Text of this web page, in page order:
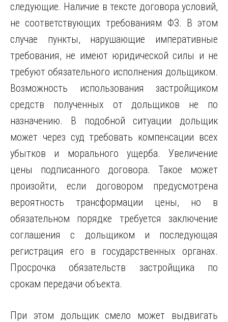
следующие. Наличие в тексте договора условий,
не соответствующих требованиям ФЗ. В этом
случае пункты, нарушающие императивные
требования, не имеют юридической силы и не
требуют обязательного исполнения дольщиком.
Возможность использования застройщиком
средств полученных от дольщиков не по
назначению. В подобной ситуации дольщик
может через суд требовать компенсации всех
убытков и морального ущерба. Увеличение
цены подписанного договора. Такое может
произойти, если договором предусмотрена
вероятность трансформации цены, но в
обязательном порядке требуется заключение
соглашения с дольщиком и последующая
регистрация его в государственных органах.
Просрочка обязательств застройщика по
срокам передачи объекта.
При этом дольщик смело может выдвигать